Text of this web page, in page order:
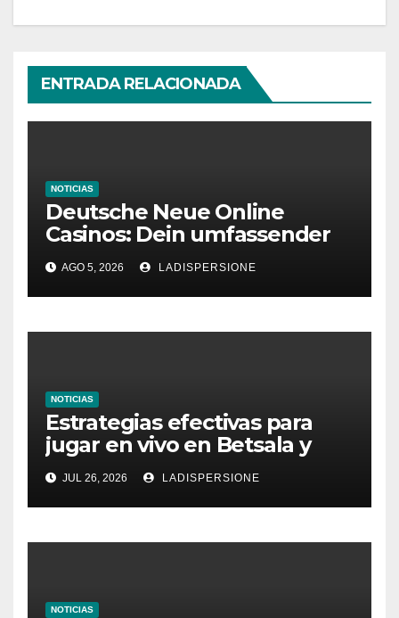
ENTRADA RELACIONADA
NOTICIAS
Deutsche Neue Online
Casinos: Dein umfassender
Ratgeber für moderne
Glücksspielplattformen
AGO 5, 2026 LADISPERSIONE
NOTICIAS
Estrategias efectivas para
jugar en vivo en Betsala y
aumentar tus ganancias
JUL 26, 2026 LADISPERSIONE
NOTICIAS